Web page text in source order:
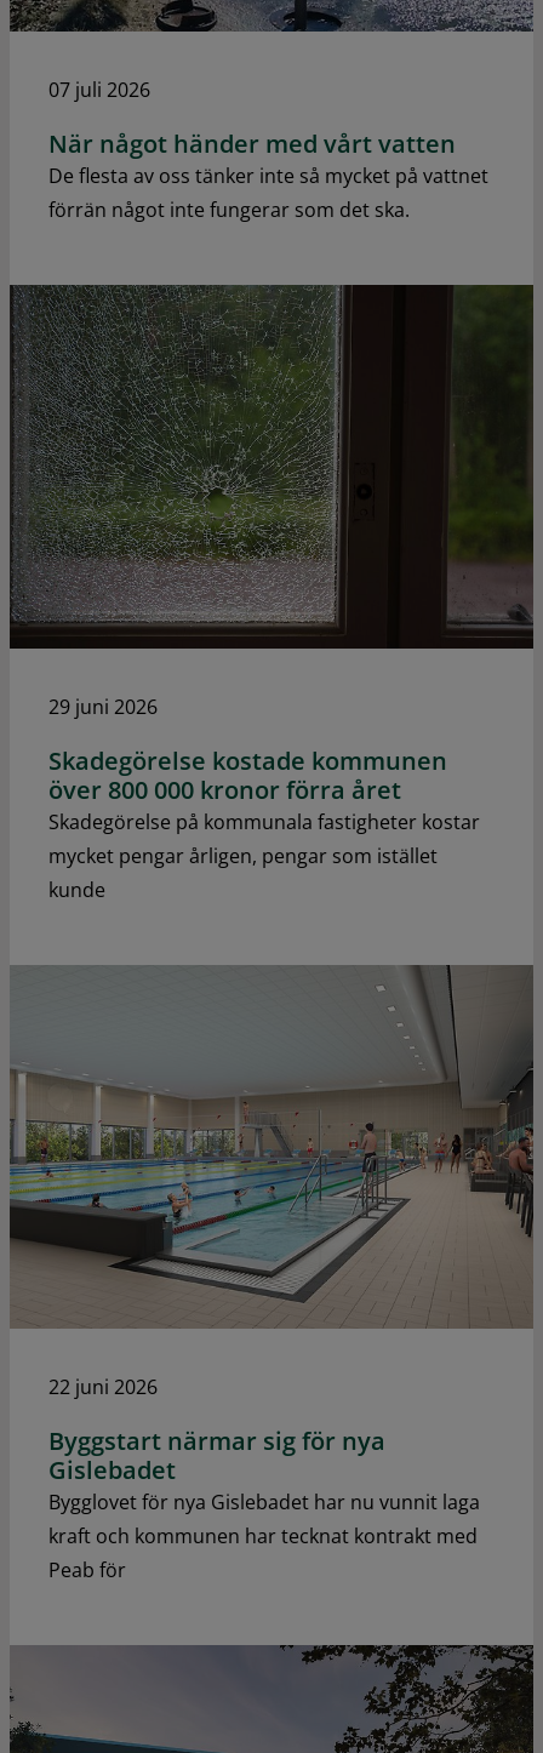
07 juli 2026
När något händer med vårt vatten
De flesta av oss tänker inte så mycket på vattnet
förrän något inte fungerar som det ska.
29 juni 2026
Skadegörelse kostade kommunen
över 800 000 kronor förra året
Skadegörelse på kommunala fastigheter kostar
mycket pengar årligen, pengar som istället
kunde
22 juni 2026
Byggstart närmar sig för nya
Gislebadet
Bygglovet för nya Gislebadet har nu vunnit laga
kraft och kommunen har tecknat kontrakt med
Peab för